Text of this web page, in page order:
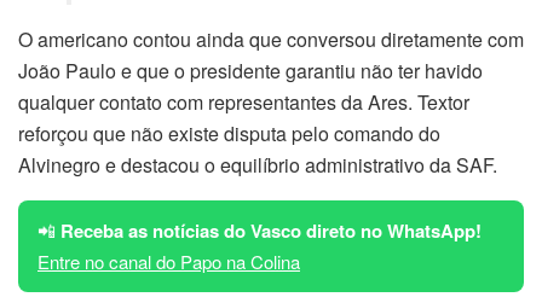
O americano contou ainda que conversou diretamente com
João Paulo e que o presidente garantiu não ter havido
qualquer contato com representantes da Ares. Textor
reforçou que não existe disputa pelo comando do
Alvinegro e destacou o equilíbrio administrativo da SAF.
📲 Receba as notícias do Vasco direto no WhatsApp!
Entre no canal do Papo na Colina